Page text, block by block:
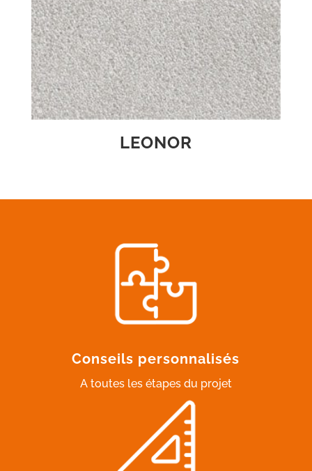
LEONOR
Conseils personnalisés
A toutes les étapes du projet